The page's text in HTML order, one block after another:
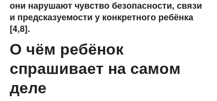
они нарушают чувство безопасности, связи
и предсказуемости у конкретного ребёнка
[4,8].
О чём ребёнок
спрашивает на самом
деле